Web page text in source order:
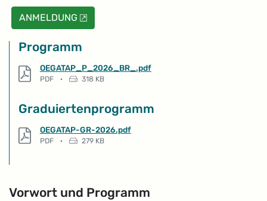
ANMELDUNG , öffnet neues Fenster
Programm
OEGATAP_P_2026_BR_.pdfPDF, 318 KB
Dateityp: PDF-Dokument
PDF · Dateigröße:
318 KB
Graduiertenprogramm
OEGATAP-GR-2026.pdfPDF, 279 KB
Dateityp: PDF-Dokument
PDF · Dateigröße:
279 KB
Vorwort und Programm